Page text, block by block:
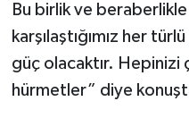
Bu birlik ve
karşılaştığımız her
güç olacaktır. Hepinizi
hürmetler” diye